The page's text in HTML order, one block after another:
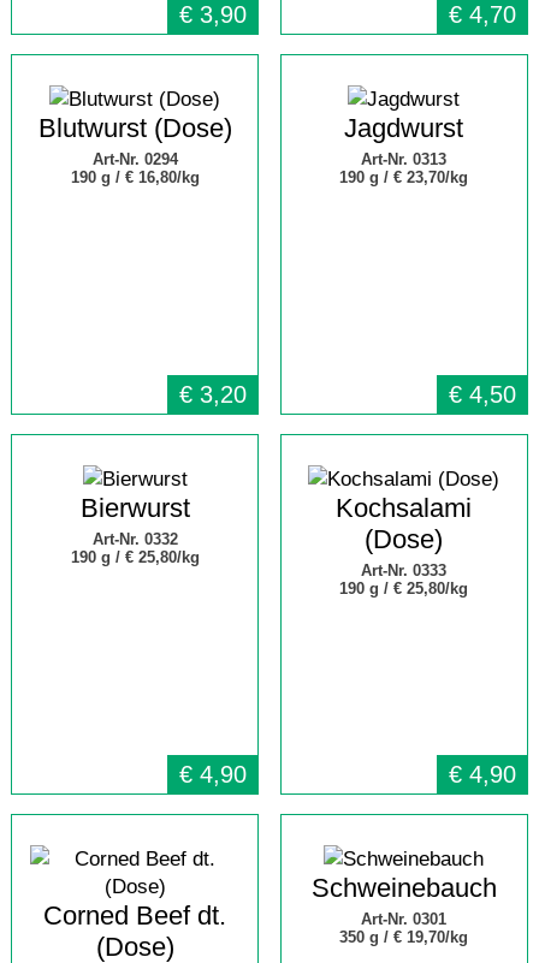
€ 3,90 € 4,70
Blutwurst (Dose)
Art-Nr. 0294
190 g / € 16,80/kg
€ 3,20
Jagdwurst
Art-Nr. 0313
190 g /€ 23,70/kg
€ 4,50
Bierwurst
Art-Nr. 0332
190 g / € 25,80/kg
€ 4,90
Kochsalami
(Dose)
Art-Nr. 0333
190 g /€ 25,80/kg
€ 4,90
Corned Beef dt.
(Dose)
Schweinebauch
Art-Nr. 0301
350 g /€ 19,70/kg